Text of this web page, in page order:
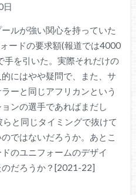
日
ルが強い関心を持っていた
ードの要求額(報道では4000
手を引いた。実際それだけの
にはやや疑問で、また、サ
ーと同じアフリカンという
ンの選手であればまだし
と同じタイミングで抜けて
ではないだろうか。あとこ
のユニフォームのデザイ
だろうか？[2021-22]